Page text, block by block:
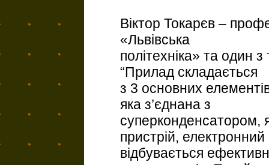
Віктор Токарєв –
«Львівська
політехніка» та один
“Прилад складається
з 3 основних
яка з’єднана з
суперконденсатором,
пристрій,
відбувається